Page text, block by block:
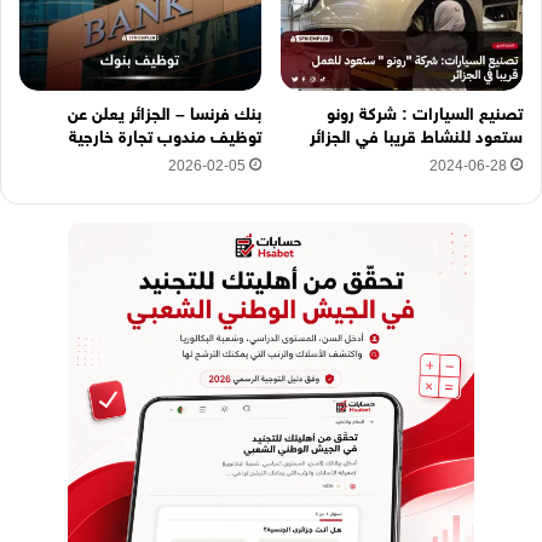
تصنيع السيارات : شركة رونو
ستعود للنشاط قريبا في الجزائر
2024-06-28
بنك فرنسا – الجزائر يعلن عن
توظيف مندوب تجارة خارجية
2026-02-05